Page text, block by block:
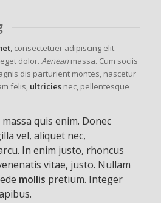
, consectetuer adipiscing elit.
dolor. Aeneanmassa. Cum sociis
dis parturient montes, nascetur
felis, ultriciesnec, pellentesque
quis enim. Donec
vel, aliquet nec,
In enim justo, rhoncus
vitae, justo. Nullam
mollis pretium. Integer